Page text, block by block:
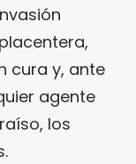
cura y, ante
agente
los